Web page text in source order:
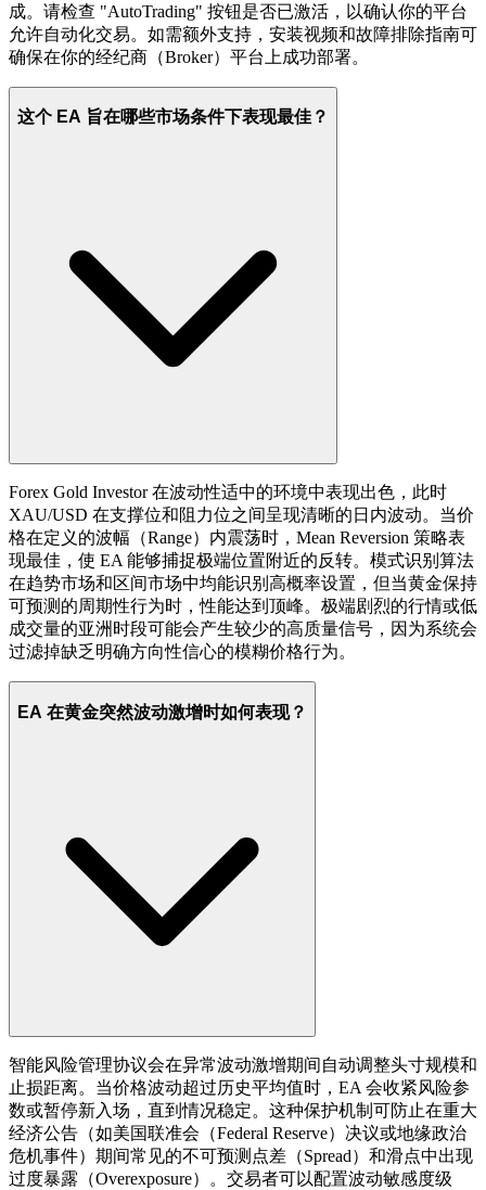
成。请检查 "AutoTrading" 按钮是否已激活，以确认你的平台
允许自动化交易。如需额外支持，安装视频和故障排除指南可
确保在你的经纪商（Broker）平台上成功部署。
这个 EA 旨在哪些市场条件下表现最佳？
Forex Gold Investor 在波动性适中的环境中表现出色，此时
XAU/USD 在支撑位和阻力位之间呈现清晰的日内波动。当价
格在定义的波幅（Range）内震荡时，Mean Reversion 策略表
现最佳，使 EA 能够捕捉极端位置附近的反转。模式识别算法
在趋势市场和区间市场中均能识别高概率设置，但当黄金保持
可预测的周期性行为时，性能达到顶峰。极端剧烈的行情或低
成交量的亚洲时段可能会产生较少的高质量信号，因为系统会
过滤掉缺乏明确方向性信心的模糊价格行为。
EA 在黄金突然波动激增时如何表现？
智能风险管理协议会在异常波动激增期间自动调整头寸规模和
止损距离。当价格波动超过历史平均值时，EA 会收紧风险参
数或暂停新入场，直到情况稳定。这种保护机制可防止在重大
经济公告（如美国联准会（Federal Reserve）决议或地缘政治
危机事件）期间常见的不可预测点差（Spread）和滑点中出现
过度暴露（Overexposure）。交易者可以配置波动敏感度级